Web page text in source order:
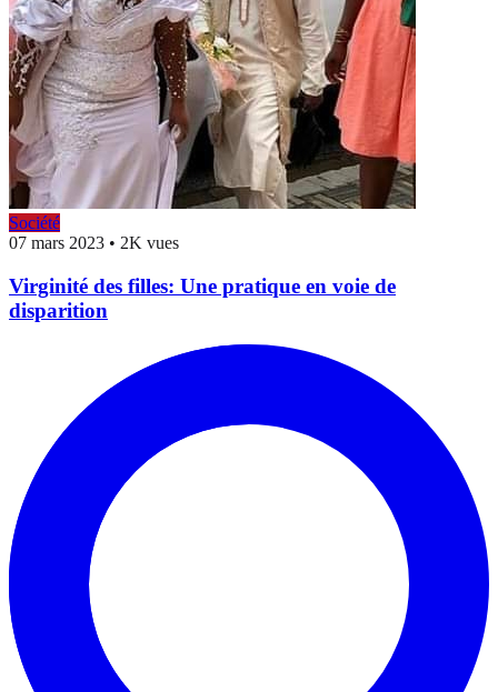
Société
07 mars 2023 • 2K vues
Virginité des filles: Une pratique en voie de
disparition